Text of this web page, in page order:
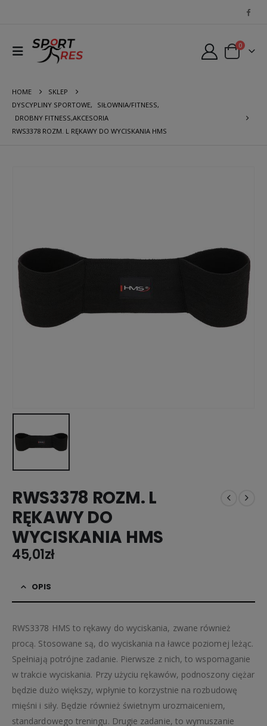
0
HOME
SKLEP
DYSCYPLINY SPORTOWE, SIŁOWNIA/FITNESS,
DROBNY FITNESS,AKCESORIA
RWS3378 ROZM. L RĘKAWY DO WYCISKANIA HMS
RWS3378 ROZM. L
RĘKAWY DO
WYCISKANIA HMS
45,01zł
OPIS
RWS3378 HMS to rękawy do wyciskania, zwane również
procą. Stosowane są, do wyciskania na ławce poziomej leżąc.
Spełniają potrójne zadanie. Pierwsze z nich, to wspomaganie
w trakcie wyciskania. Przy użyciu rękawów, podnoszony ciężar
będzie dużo większy, wpłynie to korzystnie na rozbudowę
mięśni i siły. Będzie również świetnym urozmaiceniem,
standardowego treningu. Drugie zadanie, to wymuszanie